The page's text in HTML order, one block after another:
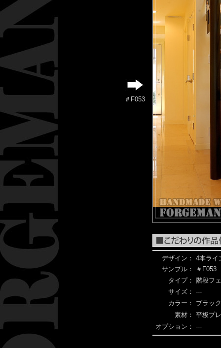
＃F053
デザイン： 4本ライ
サンプル：
＃F053
タイプ：
階段フ
サイズ： ---
カラー：
ブラッ
素材： 平板プ
オプション： ---